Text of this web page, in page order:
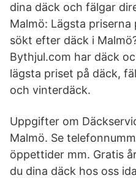
dina däck och fälgar
Malmö: Lägsta priserna
sökt efter däck i
Bythjul.com har däck
lägsta priset på däck,
och vinterdäck.
Uppgifter om
Malmö. Se
öppettider mm. Gratis
du dina däck hos oss